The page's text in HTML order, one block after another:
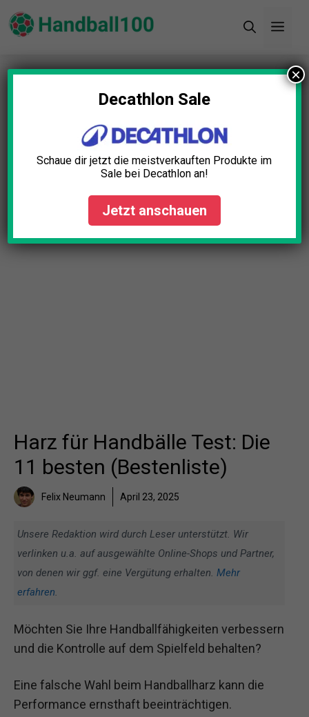
Zum
Inhalt
Startseite»Blog»Harz für Handbälle Test: Die 11
besten (Bestenliste)
Harz für Handbälle Test: Die
11 besten (Bestenliste)
Felix Neumann April 23, 2025
Unsere Redaktion wird durch Leser unterstützt. Wir
verlinken u.a. auf ausgewählte Online-Shops und Partner,
von denen wir ggf. eine Vergütung erhalten. Mehr
erfahren.
Möchten Sie Ihre Handballfähigkeiten verbessern
und die Kontrolle auf dem Spielfeld behalten?
Eine falsche Wahl beim Handballharz kann die
Performance ernsthaft beeinträchtigen.
Decathlon Sale
Schaue dir jetzt die meistverkauften Produkte im
Sale bei Decathlon an!
Jetzt anschauen
×